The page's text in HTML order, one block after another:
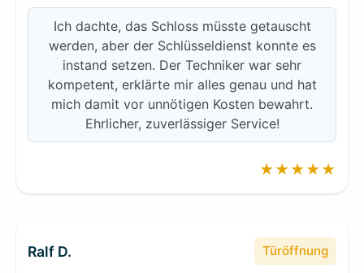
Ich dachte, das Schloss müsste getauscht
werden, aber der Schlüsseldienst konnte es
instand setzen. Der Techniker war sehr
kompetent, erklärte mir alles genau und hat
mich damit vor unnötigen Kosten bewahrt.
Ehrlicher, zuverlässiger Service!
★★★★★
Ralf D. Türöffnung